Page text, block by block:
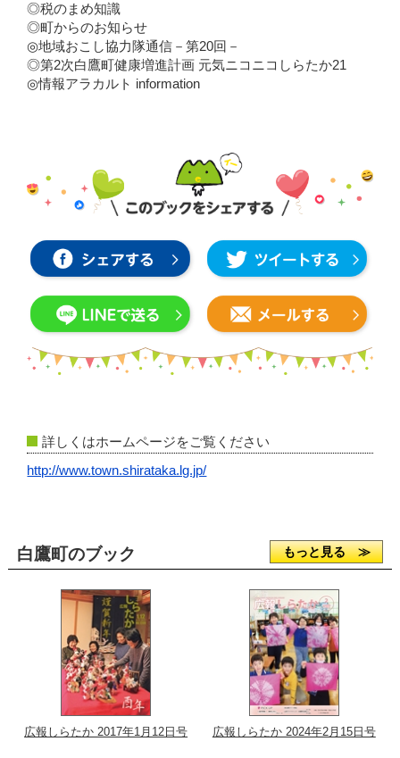
◎税のまめ知識
◎町からのお知らせ
◎地域おこし協力隊通信－第20回－
◎第2次白鷹町健康増進計画 元気ニコニコしらたか21
◎情報アラカルト information
詳しくはホームページをご覧ください
http://www.town.shirataka.lg.jp/
白鷹町のブック もっと見る ≫
広報しらたか 2017年1月12日号 広報しらたか 2024年2月15日号